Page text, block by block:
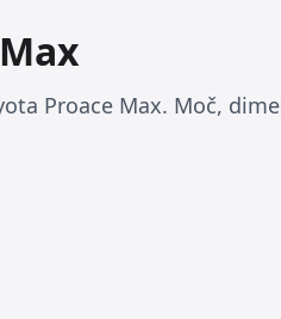
Proace Max. Moč,